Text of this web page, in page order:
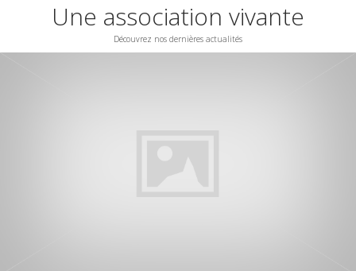
Une association vivante
Découvrez nos dernières actualités